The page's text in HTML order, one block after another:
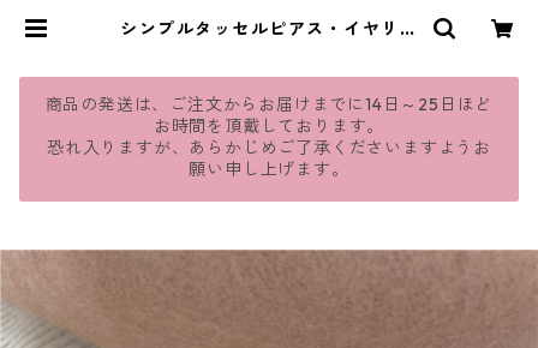
シンプルタッセルピアス・イヤリン
商品の発送は、ご注文からお届けまでに14日～25日ほど
お時間を頂戴しております。
恐れ入りますが、あらかじめご了承くださいますようお
願い申し上げます。